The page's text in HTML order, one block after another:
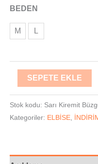
BEDEN
M L
SEPETE EKLE
Stok kodu: Sarı Kiremit
Kategoriler: ELBİSE